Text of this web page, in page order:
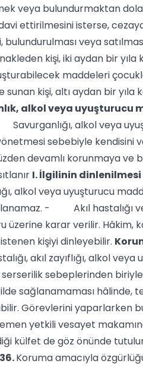
veya bulundurmaktan
ettirilmesini isterse,
veya
kişi, iki aydan bir yıla
maddeleri
kişi, altı aydan bir yıla
alkol veya uyuşturucu
alkol veya
sebebiyle kendisini
devamlı korunmaya ve
I. İlgilinin
veya uyuşturucu madde
- Akıl hastalığı
üzerine karar verilir. Hâkim,
kişiyi dinleyebilir.
akıl zayıflığı, alkol veya
serserilik sebeplerinden
sağlanamaması hâlinde,
Görevlerini yaparlarken
yetkili vesayet
külfet de göz önünde
Koruma amacıyla